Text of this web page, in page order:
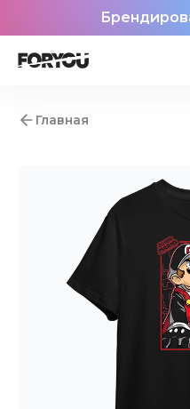
Главная